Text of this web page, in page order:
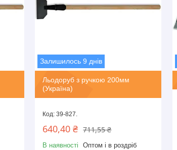
Залишилось 9 днів
Льодоруб з ручкою 200мм
(Україна)
39-827.
711,55 ₴
640,40 ₴
В наявності Оптом і в роздріб